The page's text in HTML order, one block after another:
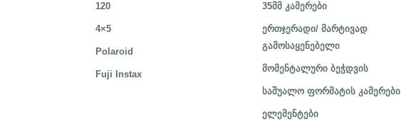
120
4×5
Polaroid
Fuji Instax
35მმ კამერები
ერთჯერადი/ მარტივად
გამოსაყენებელი
მომენტალური ბეჭდვის
საშუალო ფორმატის კამერები
ელემენტები